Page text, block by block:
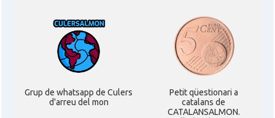
Grup de whatsapp de Culers
d'arreu del mon
Petit qüestionari a
catalans de
CATALANSALMON.